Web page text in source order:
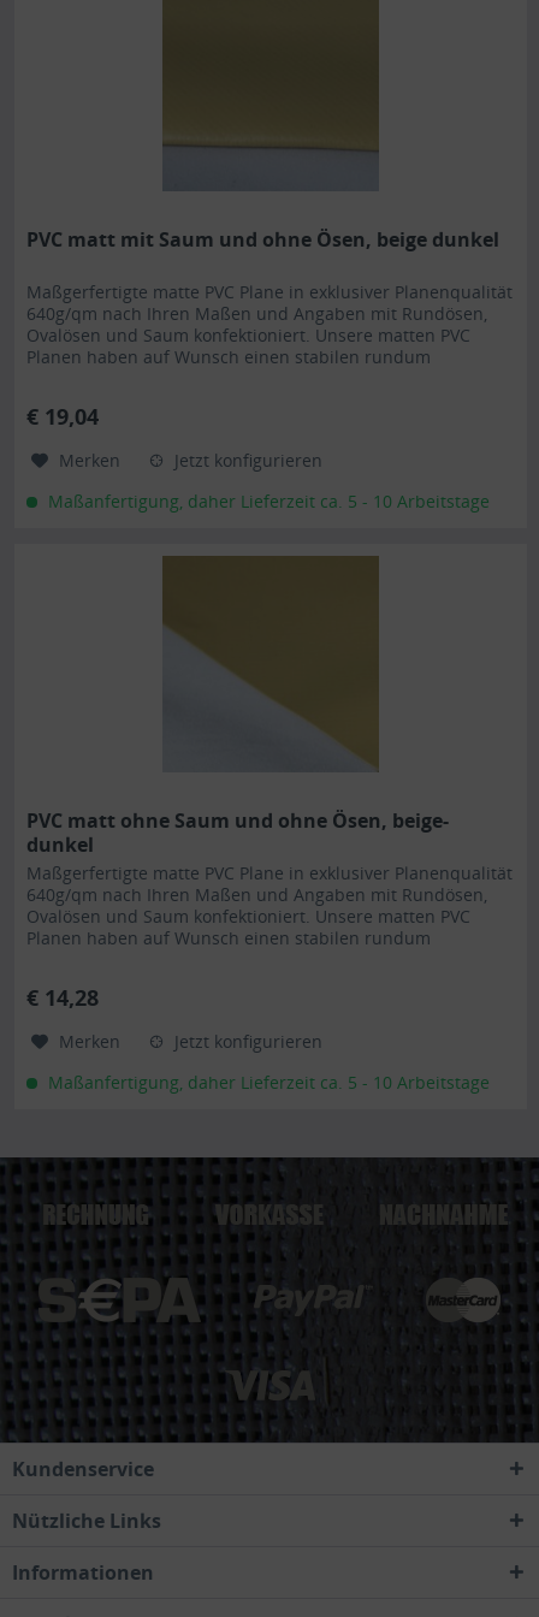
PVC matt mit Saum und ohne Ösen, beige dunkel
Maßgerfertigte matte PVC Plane in exklusiver Planenqualität
640g/qm nach Ihren Maßen und Angaben mit Rundösen,
Ovalösen und Saum konfektioniert. Unsere matten PVC
Planen haben auf Wunsch einen stabilen rundum
verzinkten Ösen oder auf Wunsch auch mit Edelstahlösen...
€ 19,04
Merken
Jetzt konfigurieren
Maßanfertigung, daher Lieferzeit ca. 5 - 10 Arbeitstage
PVC matt ohne Saum und ohne Ösen, beige-
dunkel
Maßgerfertigte matte PVC Plane in exklusiver Planenqualität
640g/qm nach Ihren Maßen und Angaben mit Rundösen,
Ovalösen und Saum konfektioniert. Unsere matten PVC
Planen haben auf Wunsch einen stabilen rundum
verzinkten Ösen oder auf Wunsch auch mit Edelstahlösen...
€ 14,28
Merken
Jetzt konfigurieren
Maßanfertigung, daher Lieferzeit ca. 5 - 10 Arbeitstage
Kundenservice
Nützliche Links
Informationen